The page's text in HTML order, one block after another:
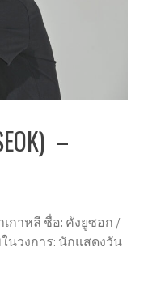
–
เกาหลี ชื่อ: คังยูซอก /
ในวงการ: นักแสดงวัน